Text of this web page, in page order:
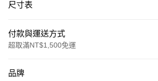
尺寸表
付款與運送方式
超取滿NT$1,500免運
信用卡一次付款
品牌